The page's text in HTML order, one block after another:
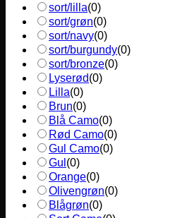
sort/lilla(0)
sort/grøn(0)
sort/navy(0)
sort/burgundy(0)
sort/bronze(0)
Lyserød(0)
Lilla(0)
Brun(0)
Blå Camo(0)
Rød Camo(0)
Gul Camo(0)
Gul (0)
Orange(0)
Olivengrøn(0)
Blågrøn(0)